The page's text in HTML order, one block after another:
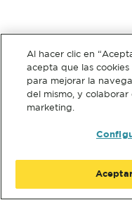
Al hacer clic en
acepta que las
para mejorar la
del mismo, y colaborar
marketing.